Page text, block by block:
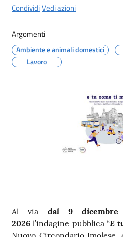
CondividiVedi azioni
Argomenti
Ambiente e animali domestici
Lavoro
Contenuto
Al via dal 9 dicembre
2026 l’indagine pubblica “E